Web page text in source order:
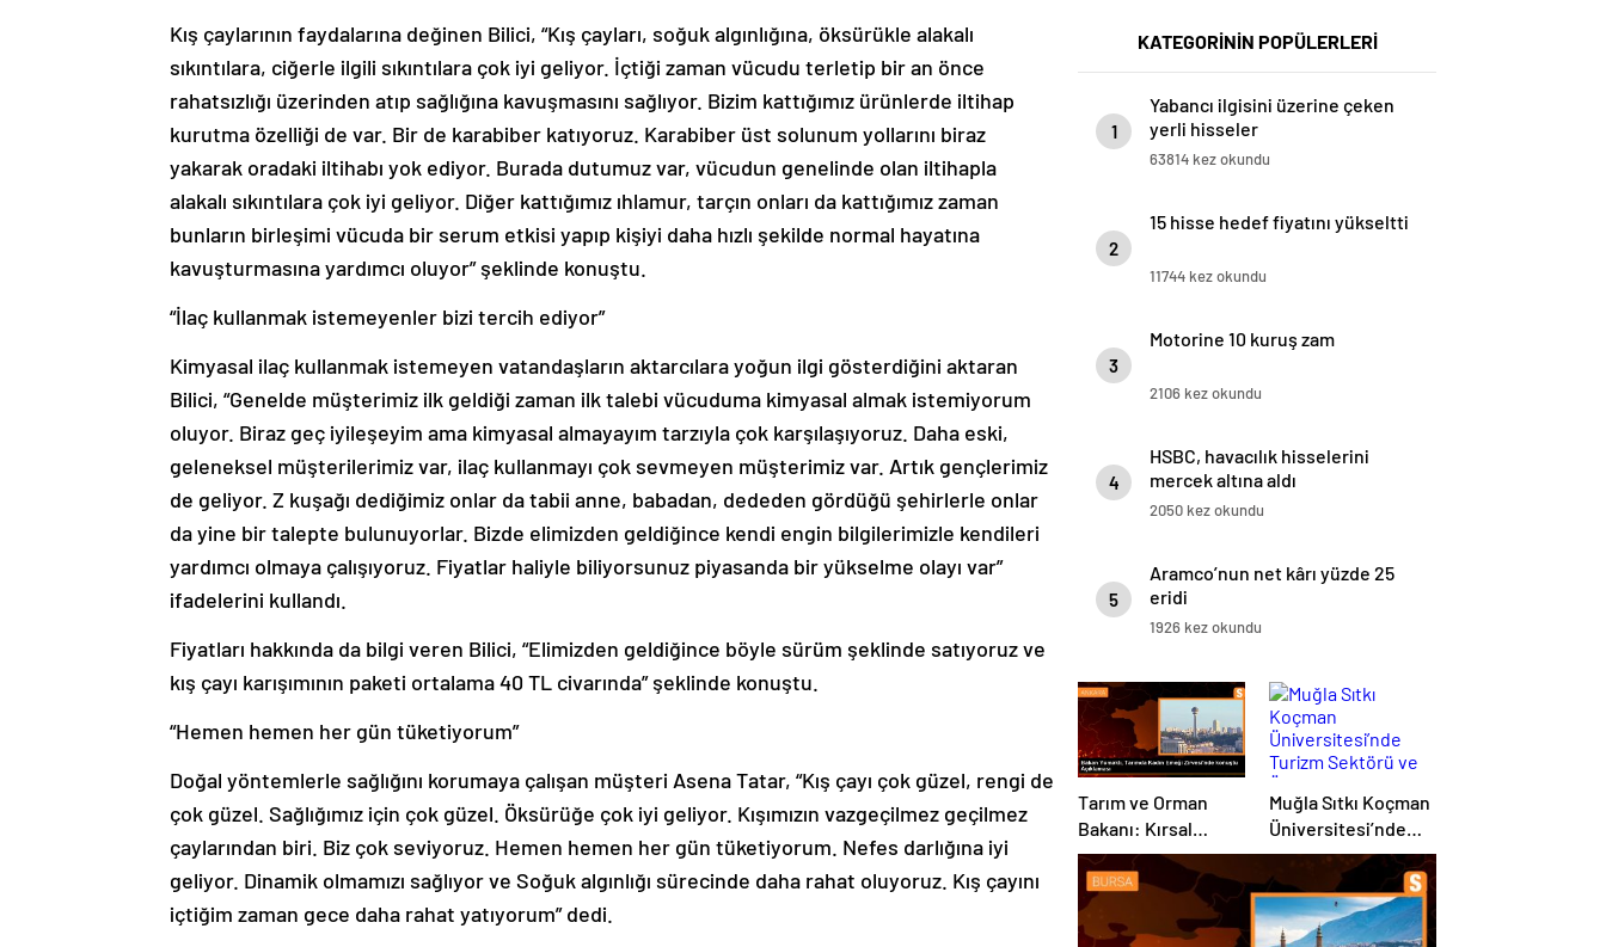
Kış çaylarının faydalarına değinen Bilici, “Kış çayları, soğuk algınlığına, öksürükle alakalı
sıkıntılara, ciğerle ilgili sıkıntılara çok iyi geliyor. İçtiği zaman vücudu terletip bir an önce
rahatsızlığı üzerinden atıp sağlığına kavuşmasını sağlıyor. Bizim kattığımız ürünlerde iltihap
kurutma özelliği de var. Bir de karabiber katıyoruz. Karabiber üst solunum yollarını biraz
yakarak oradaki iltihabı yok ediyor. Burada dutumuz var, vücudun genelinde olan iltihapla
alakalı sıkıntılara çok iyi geliyor. Diğer kattığımız ıhlamur, tarçın onları da kattığımız zaman
bunların birleşimi vücuda bir serum etkisi yapıp kişiyi daha hızlı şekilde normal hayatına
kavuşturmasına yardımcı oluyor” şeklinde konuştu.
“İlaç kullanmak istemeyenler bizi tercih ediyor”
Kimyasal ilaç kullanmak istemeyen vatandaşların aktarcılara yoğun ilgi gösterdiğini aktaran
Bilici, “Genelde müşterimiz ilk geldiği zaman ilk talebi vücuduma kimyasal almak istemiyorum
oluyor. Biraz geç iyileşeyim ama kimyasal almayayım tarzıyla çok karşılaşıyoruz. Daha eski,
geleneksel müşterilerimiz var, ilaç kullanmayı çok sevmeyen müşterimiz var. Artık gençlerimiz
de geliyor. Z kuşağı dediğimiz onlar da tabii anne, babadan, dededen gördüğü şehirlerle onlar
da yine bir talepte bulunuyorlar. Bizde elimizden geldiğince kendi engin bilgilerimizle kendileri
yardımcı olmaya çalışıyoruz. Fiyatlar haliyle biliyorsunuz piyasanda bir yükselme olayı var”
ifadelerini kullandı.
Fiyatları hakkında da bilgi veren Bilici, “Elimizden geldiğince böyle sürüm şeklinde satıyoruz ve
kış çayı karışımının paketi ortalama 40 TL civarında” şeklinde konuştu.
“Hemen hemen her gün tüketiyorum”
Doğal yöntemlerle sağlığını korumaya çalışan müşteri Asena Tatar, “Kış çayı çok güzel, rengi de
çok güzel. Sağlığımız için çok güzel. Öksürüğe çok iyi geliyor. Kışımızın vazgeçilmez geçilmez
çaylarından biri. Biz çok seviyoruz. Hemen hemen her gün tüketiyorum. Nefes darlığına iyi
geliyor. Dinamik olmamızı sağlıyor ve Soğuk algınlığı sürecinde daha rahat oluyoruz. Kış çayını
içtiğim zaman gece daha rahat yatıyorum” dedi.
KATEGORİNİN POPÜLERLERİ
1
Yabancı ilgisini üzerine çeken
yerli hisseler
63814 kez okundu
2
15 hisse hedef fiyatını yükseltti
11744 kez okundu
3
Motorine 10 kuruş zam
2106 kez okundu
4
HSBC, havacılık hisselerini
mercek altına aldı
2050 kez okundu
5
Aramco’nun net kârı yüzde 25
eridi
1926 kez okundu
Tarım ve Orman
Bakanı: Kırsal
kalkınmada
gençlere ve
kadınlara pozitif
ayrımcılık yapıyoruz
Muğla Sıtkı Koçman
Üniversitesi’nde
Turizm Sektörü ve
Öğrenciler Buluştu